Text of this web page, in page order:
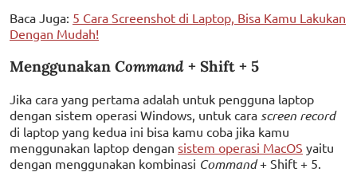
Baca Juga: 5 Cara Screenshot di Laptop, Bisa Kamu Lakukan
Dengan Mudah!
Menggunakan Command + Shift + 5
Jika cara yang pertama adalah untuk pengguna laptop
dengan sistem operasi Windows, untuk cara screen record
di laptop yang kedua ini bisa kamu coba jika kamu
menggunakan laptop dengan sistem operasi MacOS yaitu
dengan menggunakan kombinasi Command+ Shift + 5.